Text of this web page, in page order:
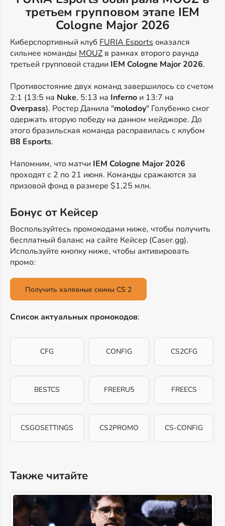
третьем групповом этапе IEM
Cologne Major 2026
Киберспортивный клубFURIA Esportsоказался
сильнее команды MOUZ в рамках второго раунда
третьей групповой стадии IEM Cologne Major 2026.
Противостояние двух команд завершилось со счетом
2:1 (13:5 на Nuke, 5:13 на Inferno и 13:7 на
Overpass). Ростер Данила "molodoy" Голубенко смог
одержать вторую победу на данном мейджоре. До
этого бразильская команда расправилась с клубом
B8 Esports.
Напомним, что матчи IEM Cologne Major 2026
проходят с 2 по 21 июня. Команды сражаются за
призовой фонд в размере $1,25 млн.
Бонус от Кейсер
Воспользуйтесь промокодами ниже, чтобы получить
бесплатный баланс на сайте Кейсер (Caser.gg).
Используйте кнопку ниже, чтобы активировать
промо:
Получить халявные скины CS 2
Список актуальных промокодов:
CFG CONFIG CS2CFG
BESTCS FREERU5 FREECS
CSGOSETTINGS CS2PROMO CS-CONFIG
Также читайте